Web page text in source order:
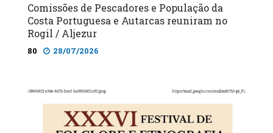
Comissões de Pescadores e População da
Costa Portuguesa e Autarcas reuniram no
Rogil / Aljezur
80 28/07/2026